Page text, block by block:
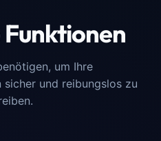
um Ihre
sicher und reibungslos zu